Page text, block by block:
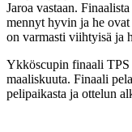
Jaroa vastaan.
mennyt hyvin ja he ovat
on varmasti viihtyisä ja
Ykköscupin finaali TPS
maaliskuuta. Finaali
pelipaikasta ja ottelun